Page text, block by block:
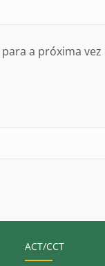
a próxima
ACT/CCT